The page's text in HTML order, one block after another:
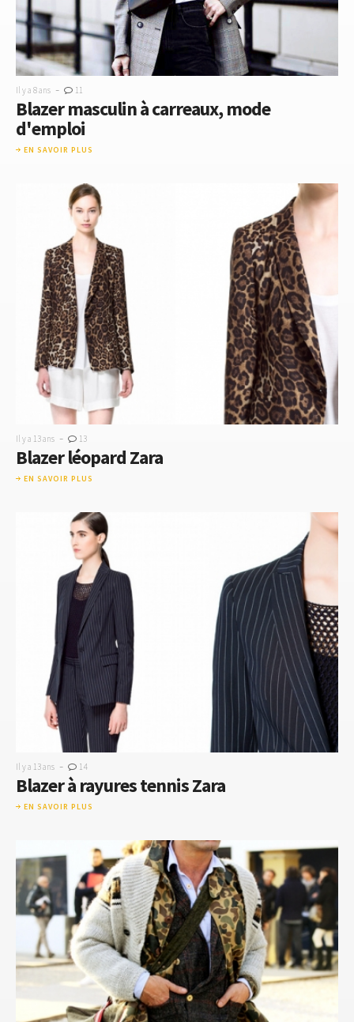
Il y a 8 ans - 11
Blazer masculin à carreaux, mode
d'emploi
EN SAVOIR PLUS
Il y a 13 ans - 13
Blazer léopard Zara
EN SAVOIR PLUS
Il y a 13 ans - 14
Blazer à rayures tennis Zara
EN SAVOIR PLUS